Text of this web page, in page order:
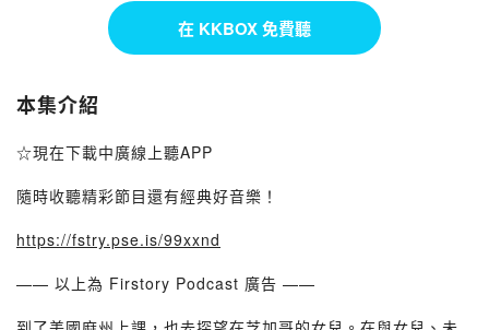
在 KKBOX 免費聽
本集介紹
☆現在下載中廣線上聽APP
隨時收聽精彩節目還有經典好音樂！
https://fstry.pse.is/99xxnd
—— 以上為 Firstory Podcast 廣告 ——